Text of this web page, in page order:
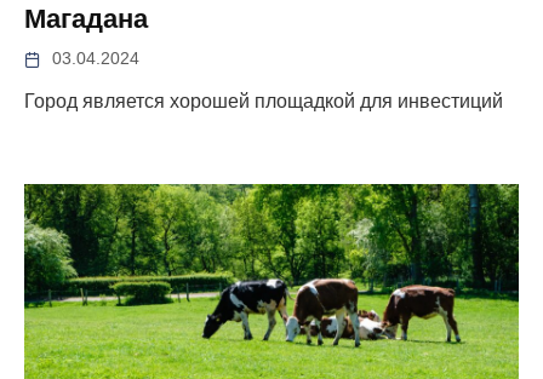
Магадана
03.04.2024
Город является хорошей площадкой для инвестиций